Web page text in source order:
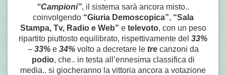
“Campioni”, il sistema sarà ancora misto..
coinvolgendo “Giuria Demoscopica”, “Sala
Stampa, Tv, Radio e Web” e televoto, con un peso
ripartito piuttosto equilibrato, rispettivamente del 33%
– 33%e34% volto a decretare letre canzoni da
podio, che.. in testa all’ennesima classifica di
media.. si giocheranno la vittoria ancora a votazione